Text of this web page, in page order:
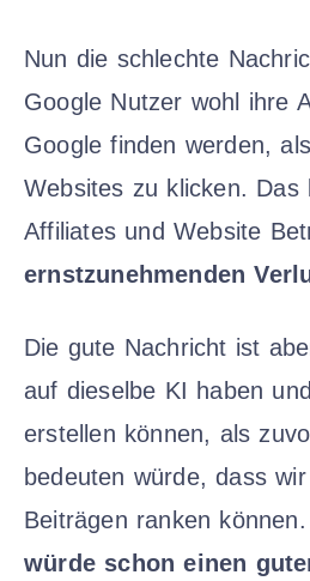
Nun die schlechte
Google Nutzer wohl ihre
Google finden werden,
Websites zu klicken. Das
Affiliates und Website
ernstzunehmenden
Die gute Nachricht ist
auf dieselbe KI haben
erstellen können, als
bedeuten würde, dass
Beiträgen ranken können.
würde schon einen